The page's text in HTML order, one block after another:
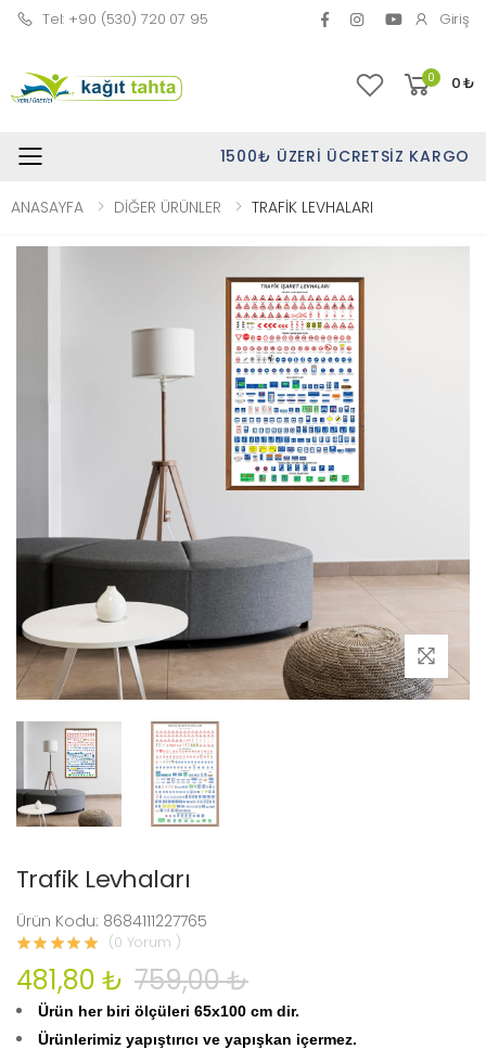
Tel: +90 (530) 720 07 95 Giriş
0 0₺
Toggle mobile menu1500₺ ÜZERI ÜCRETSIZ KARGO
ANASAYFA DİĞER ÜRÜNLER TRAFİK LEVHALARI
Trafik Levhaları
Ürün Kodu: 8684111227765
(0 Yorum )
481,80 ₺ 759,00 ₺
Ürün her biri ölçüleri 65x100 cm dir.
Ürünlerimiz yapıştırıcı ve yapışkan içermez.